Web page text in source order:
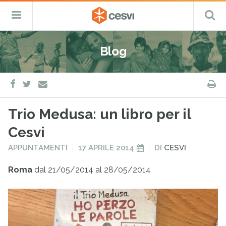
Salta
al
contenuto
CESVI
Fondazione
–
ETS
Cooperazione,
Emergenza
e
Sviluppo
Menu
Blog
facebook
twitter
e-
mail
Trio Medusa: un libro per il
Cesvi
PUBBLICATO
APPUNTAMENTI
PUBBLICATO
17 APRILE 2014 DI CESVI
Roma dal 21/05/2014 al 28/05/2014